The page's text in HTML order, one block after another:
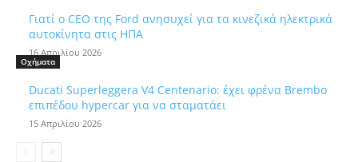
Γιατί ο CEO της Ford ανησυχεί για τα κινεζικά ηλεκτρικά
αυτοκίνητα στις ΗΠΑ
16 Απριλίου 2026
Οχήματα
Ducati Superleggera V4 Centenario: έχει φρένα Brembo
επιπέδου hypercar για να σταματάει
15 Απριλίου 2026